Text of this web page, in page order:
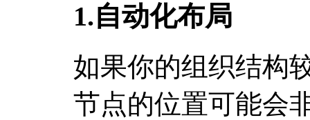
1.自动化布局
如果你的组织结构
节点的位置可能会